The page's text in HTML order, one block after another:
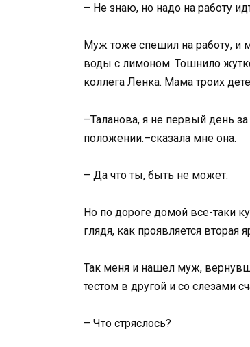
– Не знаю, но надо на работу
Муж тоже спешил на работу, и
воды с лимоном. Тошнило
коллега Ленка. Мама троих
–Таланова, я не первый день
положении.–сказала мне она.
– Да что ты, быть не может.
Но по дороге домой все-таки
глядя, как проявляется вторая
Так меня и нашел муж,
тестом в другой и со слезами
– Что стряслось?